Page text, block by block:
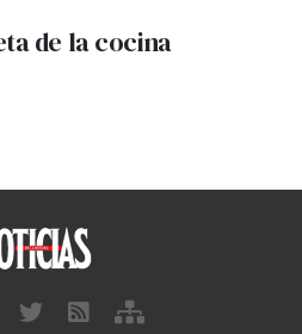
de la cocina